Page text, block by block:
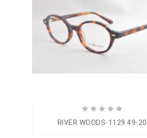
RIVER WOODS-1129 49-20